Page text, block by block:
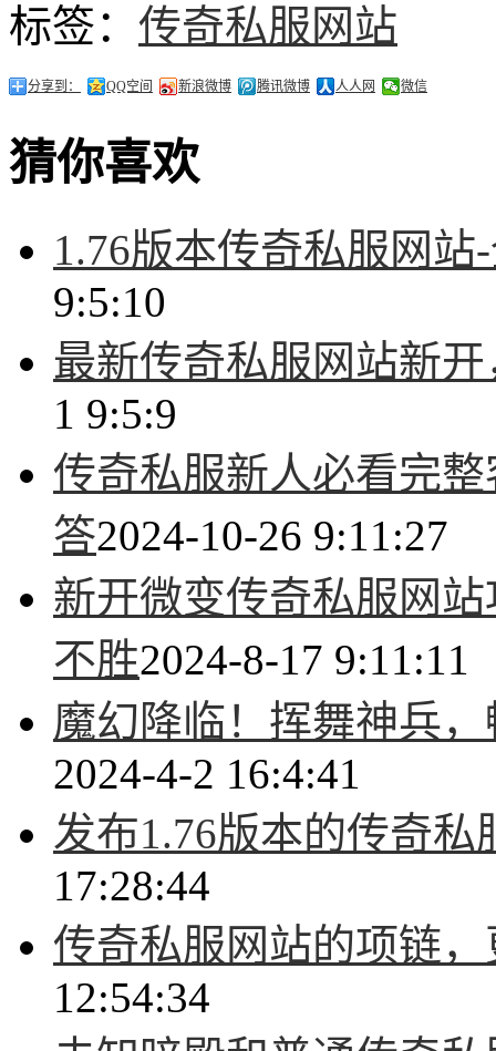
标签： 传奇私服网站
分享到： QQ空间 新浪微博 腾讯微博 人人网 微信
猜你喜欢
1.76版本传奇私服网
9:5:10
最新传奇私服网站新
1 9:5:9
传奇私服新人必看完
答2024-10-26 9:11:27
新开微变传奇私服网
不胜2024-8-17 9:11:11
魔幻降临！挥舞神兵
2024-4-2 16:4:41
发布1.76版本的传奇私
17:28:44
传奇私服网站的项链
12:54:34